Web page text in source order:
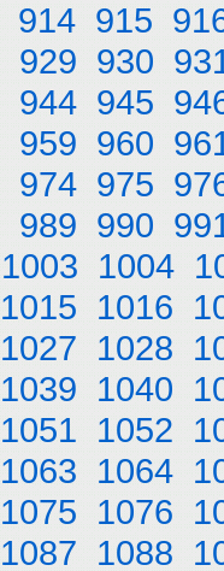
914 915
929 930
944 945
959 960
974 975
989 990
1003 1004
1015 1016
1027 1028
1039 1040
1051 1052
1063 1064
1075 1076
1087 1088